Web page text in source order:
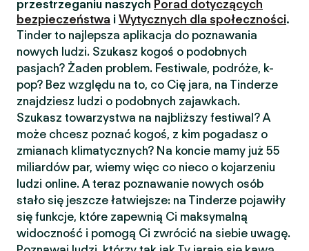
przestrzeganiu naszych Porad dotyczących
bezpieczeństwa i Wytycznych dla społeczności.
Tinder to najlepsza aplikacja do poznawania
nowych ludzi. Szukasz kogoś o podobnych
pasjach? Żaden problem. Festiwale, podróże, k-
pop? Bez względu na to, co Cię jara, na Tinderze
znajdziesz ludzi o podobnych zajawkach.
Szukasz towarzystwa na najbliższy festiwal? A
może chcesz poznać kogoś, z kim pogadasz o
zmianach klimatycznych? Na koncie mamy już 55
miliardów par, wiemy więc co nieco o kojarzeniu
ludzi online. A teraz poznawanie nowych osób
stało się jeszcze łatwiejsze: na Tinderze pojawiły
się funkcje, które zapewnią Ci maksymalną
widoczność i pomogą Ci zwrócić na siebie uwagę.